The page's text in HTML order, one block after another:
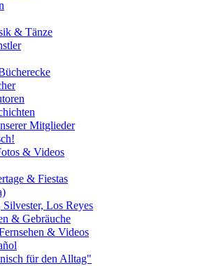
& Tänze
Mitglieder
& Videos
& Fiestas
Los Reyes
& Gebräuche
& Videos
für den Alltag"